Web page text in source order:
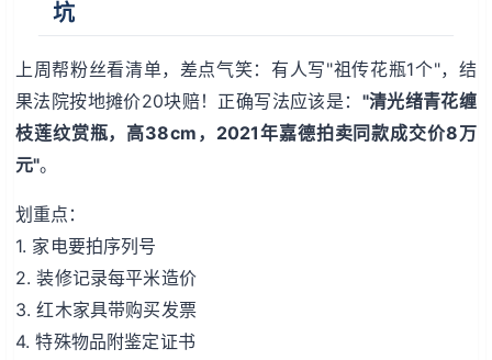
坑
上周帮粉丝看清单，差点气笑：有人写"祖传花瓶1个"，结
果法院按地摊价20块赔！正确写法应该是： "清光绪青花缠
枝莲纹赏瓶，高38cm，2021年嘉德拍卖同款成交价8万
元"。
划重点：
1. 家电要拍序列号
2. 装修记录每平米造价
3. 红木家具带购买发票
4. 特殊物品附鉴定证书